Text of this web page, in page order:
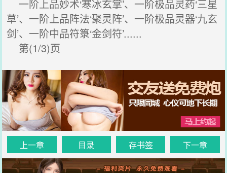
一阶上品妙术‘寒冰玄掌’、一阶极品灵药‘三星
草’、一阶上品阵法‘聚灵阵’、一阶极品灵器‘九玄
剑’、一阶中品符箓‘金剑符’......
第(1/3)页
上一章 目录 存书签 下一章